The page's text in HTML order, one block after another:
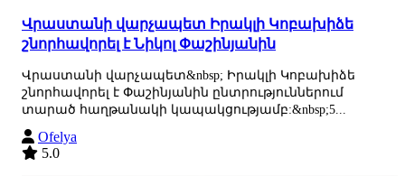
Վրաստանի վարչապետ Իրակլի Կոբախիձե
շնորհավորել է Նիկոլ Փաշինյանին
Վրաստանի վարչապետ&nbsp; Իրակլի Կոբախիձե
շնորհավորել է Փաշինյանին ընտրություններում
տարած հաղթանակի կապակցությամբ:&nbsp;5...
Ofelya
5.0